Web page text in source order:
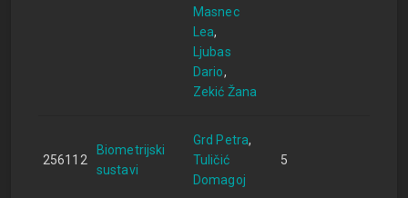
Masnec
Lea
Ljubas
Dario
Zekić Žana
256112
Biometrijski
sustavi
Grd Petra
Tuličić
Domagoj
5